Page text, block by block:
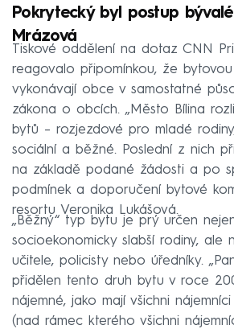
Pokrytecký byl postup
Mrázová
Tiskové oddělení na dotaz CNN
reagovalo připomínkou, že
vykonávají obce v samostatné
zákona o obcích. „Město Bílina
bytů – rozjezdové pro mladé
sociální a běžné. Poslední z nich
na základě podané žádosti a po
podmínek a doporučení bytové
resortu Veronika Lukášová.
„Běžný“ typ bytu je prý určen
socioekonomicky slabší rodiny, ale
učitele, policisty nebo úředníky.
přidělen tento druh bytu v roce
nájemné, jako mají všichni
(nad rámec kterého všichni